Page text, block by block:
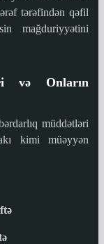
tərəfindən qəfil
mağduriyyətini
və Onların
müddətləri
kimi müəyyən